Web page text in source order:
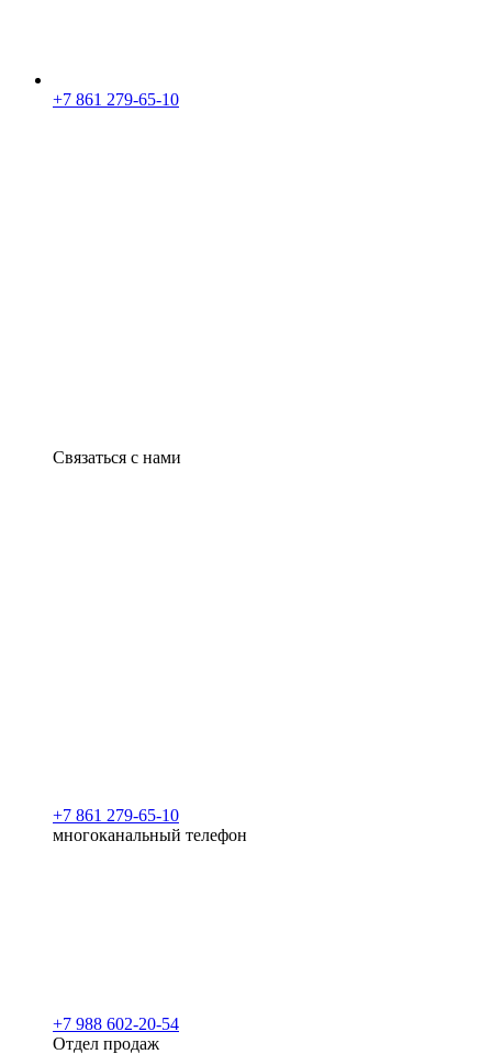
+7 861 279-65-10
Связаться с нами
+7 861 279-65-10
многоканальный телефон
+7 988 602-20-54
Отдел продаж